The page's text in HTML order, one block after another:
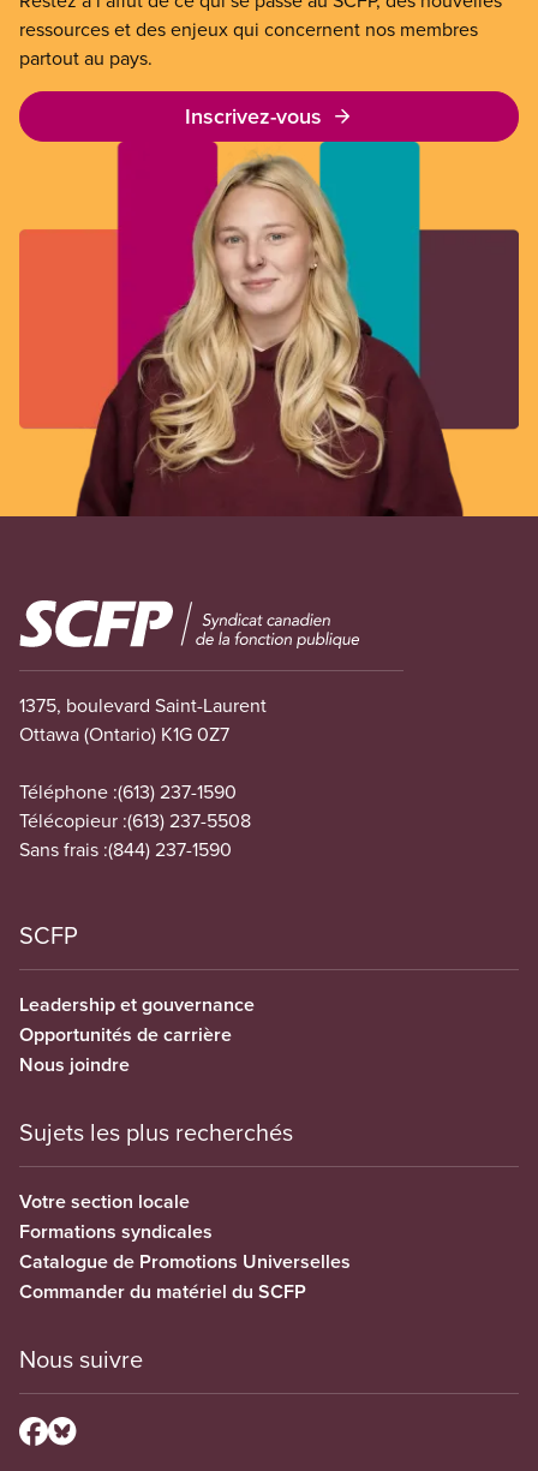
ressources et des enjeux qui concernent nos membres
partout au pays.
Inscrivez-vous
Image
1375, boulevard Saint-Laurent
Ottawa (Ontario) K1G 0Z7
Téléphone :(613) 237-1590
Télécopieur :(613) 237-5508
Sans frais :(844) 237-1590
SCFP
Leadership et gouvernance
Opportunités de carrière
Nous joindre
Sujets les plus recherchés
Votre section locale
Formations syndicales
Catalogue de Promotions Universelles
Commander du matériel du SCFP
Nous suivre